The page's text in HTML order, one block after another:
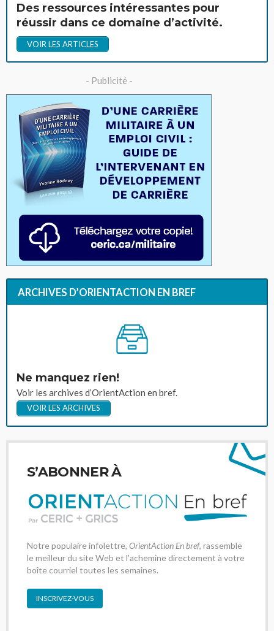
Des ressources intéressantes pour
réussir dans ce domaine d’activité.
VOIR LES ARTICLES
- Publicité -
ARCHIVES D’ORIENTACTION EN BREF
Ne manquez rien!
Voir les archives d’OrientAction en bref.
VOIR LES ARCHIVES
S’ABONNER À
Notre populaire infolettre, OrientAction En bref, rassemble
le meilleur du site Web et l'achemine directement à votre
boîte courriel toutes les semaines.
INSCRIVEZ-VOUS